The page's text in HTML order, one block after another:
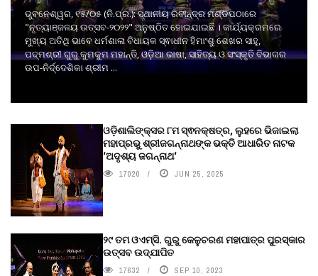
ଭୁବନେଶ୍ୱର, ୧୫/୦୫ (ନି.ପ୍ର.): ସ୍ଥାନୀୟ ରବୀନ୍ଦ୍ର ମଣ୍ଡପଠାରେ
"ନୃତ୍ୟାଞ୍ଜଳୟ ଉତ୍ସବ-୨୦୨୨" ଅନୁଷ୍ଠିତ ହୋଇଯାଇଛି । କାର୍ଯ୍ୟକ୍ରମରେ
ମୁଖ୍ୟ ଅତିଥି ଭାବେ ଧର୍ମଶାଳା ବିଧାୟକ ସ୍ଵାଧୀନ ହିମାଂଶୁ ଶେଖର ସାହୁ,
ପଦ୍ମଶ୍ରୀ ଗୁରୁ କୁମକୁମ ମହାନ୍ତି, ଓଡ଼ିଆ ଭାଷା, ସାହିତ୍ୟ ଓ ସଂସ୍କୃତି ବିଭାଗର
ଉପ-ନିର୍ଦ୍ଦେଶିକା ଶ୍ରୀମ ...
ଓଡ଼ିଶାଲିଙ୍କ୍ସର ୮ମ ସ୍ଵନକ୍ଷତ୍ର, ଲୁହରେ ଭିଜାଇଲା
ମହାପ୍ରଭୁ ଶ୍ରୀଜଗନ୍ନାଥଙ୍କ ଭକ୍ତି ଆଧାରିତ ନାଟକ
‘ଅଦୃଶ୍ୟ ଜଗନ୍ନାଥ‘
17020 JUN 25, 2025
୨୯ ତମ ଓଏମ୍‌ସି. ଗୁରୁ କେଳୁଚରଣ ମହାପାତ୍ର ପୁରସ୍କାର
ଉତ୍ସବ ଉଦ୍‍ଯାପିତ
17632 SEP 10, 2023